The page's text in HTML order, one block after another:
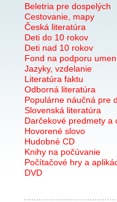
Beletria pre dospelých
Cestovanie, mapy
Česká literatúra
Deti do 10 rokov
Deti nad 10 rokov
Fond na podporu
Jazyky, vzdelanie
Literatúra faktu
Odborná literatúra
Populárne náučná pre
Slovenská literatúra
Darčekové predmety a
Hovorené slovo
Hudobné CD
Knihy na počúvanie
Počítačové hry a
DVD